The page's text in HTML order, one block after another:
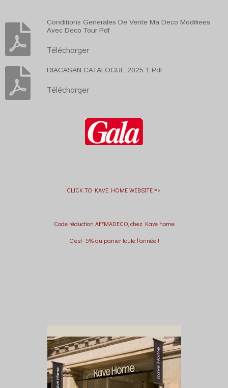
Conditions Generales De Vente Ma Deco Modifiees
Avec Deco Tour Pdf
Télécharger
DIACASAN CATALOGUE 2025 1 Pdf
Télécharger
CLICK TO KAVE HOME WEBSITE =>
Code réduction AFFMADECO, chez Kave home
C'est -5% au panier toute l'année !